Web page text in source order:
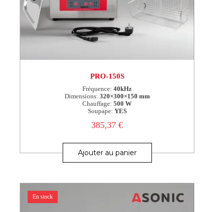
PRO-150S
Fréquence: 40kHz
Dimensions: 320×300×150 mm
Chauffage: 500 W
Soupape: YES
385,37€
Ajouter au panier
En stock